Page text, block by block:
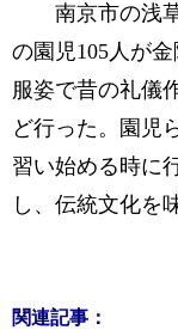
南京市の浅草
の園児105人が
服姿で昔の礼儀
ど行った。園児
習い始める時に
し、伝統文化を
関連記事：